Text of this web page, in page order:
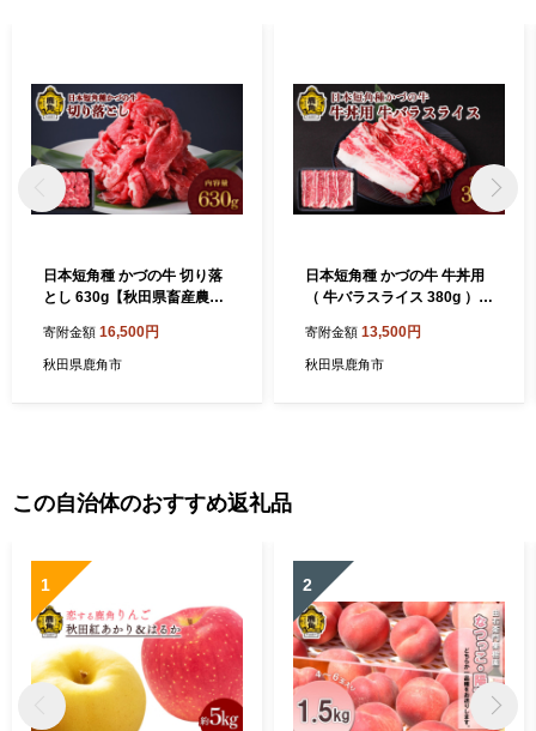
日本短角種 かづの牛 切り落
とし 630g【秋田県畜産農業
牛 日本 短角 短角牛 牛肉 ヘ
ルシー 低カロリー 県産牛 国
寄附金額 16,500円
秋田県鹿角市
日本短角種 かづの牛 牛丼用
（ 牛バラスライス 380g ）
GI産品 かづの牛 牛 日本 短角
短角牛 牛肉 ヘルシー 低カロ
寄附金額 13,500円
秋田県鹿角市
この自治体のおすすめ返礼品
1 2